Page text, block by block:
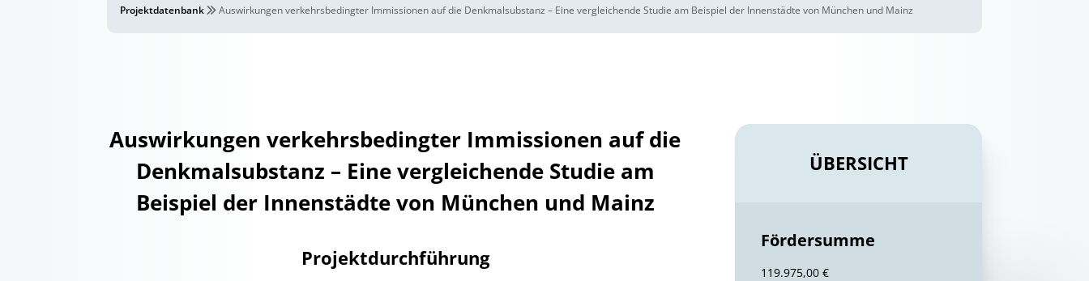
Projektdatenbank Auswirkungen verkehrsbedingter Immissionen auf die Denkmalsubstanz – Eine vergleichende Studie am Beispiel der Innenstädte von München und Mainz
Auswirkungen verkehrsbedingter Immissionen auf die
Denkmalsubstanz – Eine vergleichende Studie am
Beispiel der Innenstädte von München und Mainz
Projektdurchführung
ÜBERSICHT
Fördersumme
119.975,00 €